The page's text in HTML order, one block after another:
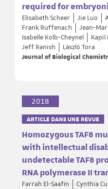
required for
Elisabeth Scheer Jie Luo
Frank Ruffenach
Jean-
Isabelle Kolb-Cheynel
Kapil
Jeff Ranish
László Tora
Journal of Biological
2018
ARTICLE DANS UNE REVUE
Homozygous TAF8
with intellectual
undetectable TAF8
RNA polymerase II
Farrah El-Saafin Cynthia